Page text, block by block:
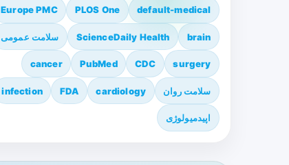
default-medical
PLOS One
Europe PMC
brain
ScienceDaily Health سلامت عمومی
surgery
CDC
PubMed
cancer
سلامت روان cardiology
FDA
infection
اپیدمیولوژی